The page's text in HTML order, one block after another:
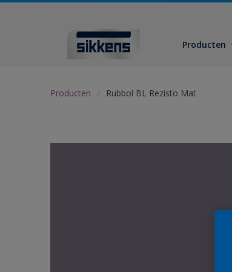
Producten
Producten Rubbol BL Rezisto Mat